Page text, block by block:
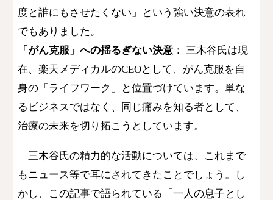
度と誰にもさせたくない」という強い決意の表れ
でもありました。
「がん克服」への揺るぎない決意 ： 三木谷氏は現
在、楽天メディカルのCEOとして、がん克服を自
身の「ライフワーク」と位置づけています。単な
るビジネスではなく、同じ痛みを知る者として、
治療の未来を切り拓こうとしています。
​三木谷氏の精力的な活動については、これまで
もニュース等で耳にされてきたことでしょう。し
かし、この記事で語られている「一人の息子とし